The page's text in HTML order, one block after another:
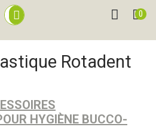
0
Rotadent
HYGIÈNE BUCCO-